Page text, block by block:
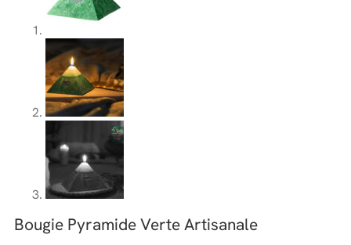
Bougie Pyramide Verte Artisanale